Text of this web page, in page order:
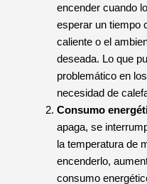
encender cuando
esperar un tiempo
caliente o el
deseada. Lo que
problemático en
necesidad de
Consumo
apaga, se
la temperatura de
encenderlo,
consumo